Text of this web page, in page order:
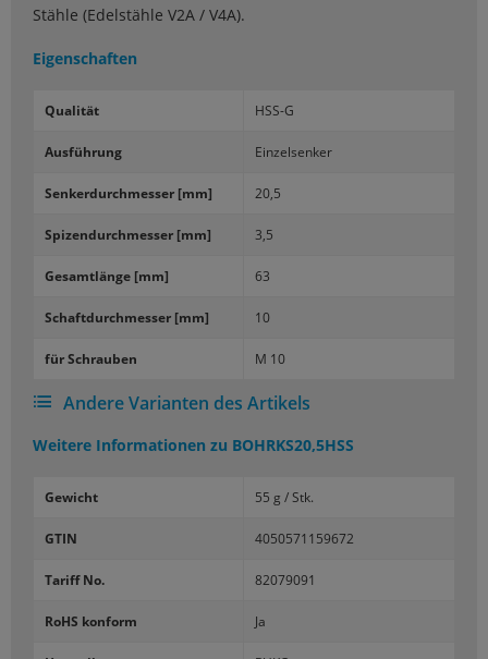
Stähle (Edelstähle V2A / V4A).
Eigenschaften
Qua­li­tät HSS-G
Aus­füh­rung Ein­zel­sen­ker
Senker­durch­mes­ser [mm] 20,5
Spi­zen­durch­mes­ser [mm] 3,5
Ge­samt­län­ge [mm] 63
Schaft­durch­mes­ser [mm] 10
für Schrau­ben M 10
Andere Varianten des Artikels
Weitere Informationen zu BOHRKS20,5HSS
Gewicht 55 g / Stk.
GTIN 4050571159672
Tariff No. 82079091
RoHS konform Ja